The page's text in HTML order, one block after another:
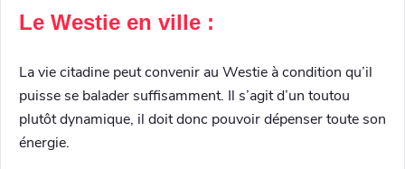
Le Westie en ville :
La vie citadine peut convenir au Westie à condition qu’il
puisse se balader suffisamment. Il s’agit d’un toutou
plutôt dynamique, il doit donc pouvoir dépenser toute son
énergie.